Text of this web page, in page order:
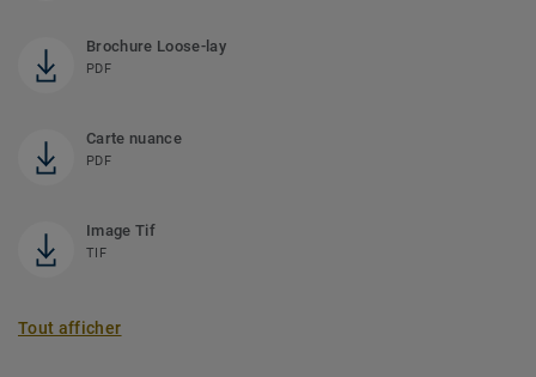
Brochure Loose-lay
PDF
Carte nuance
PDF
Image Tif
TIF
Tout afficher